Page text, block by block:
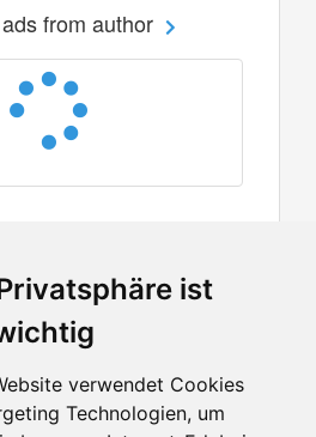
ist
verwendet Cookies
Technologien, um
from author